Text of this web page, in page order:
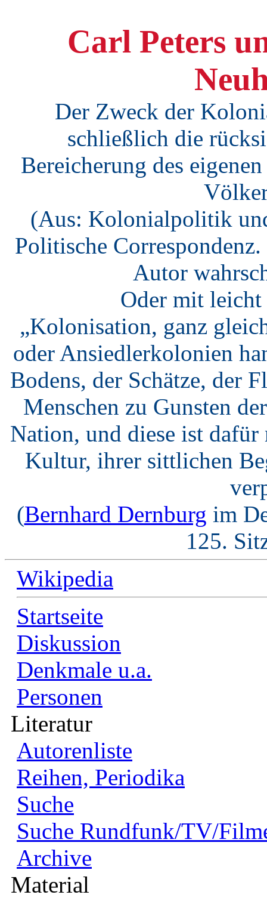
Carl Peters
Der Zweck der
schließlich die
Bereicherung des
(Aus: Kolonialpolitik
Politische
Autor
Oder mit leicht
„Kolonisation, ganz
oder Ansiedlerkolonien
Bodens, der Schätze, der
Menschen zu Gunsten
Nation, und diese ist dafür
Kultur, ihrer sittlichen
(Bernhard Dernburg im
125.
Wikipedia
Startseite
Diskussion
Denkmale u.a.
Personen
Literatur
Autorenliste
Reihen, Periodika
Suche
Suche Rundfunk/TV/
Archive
Material